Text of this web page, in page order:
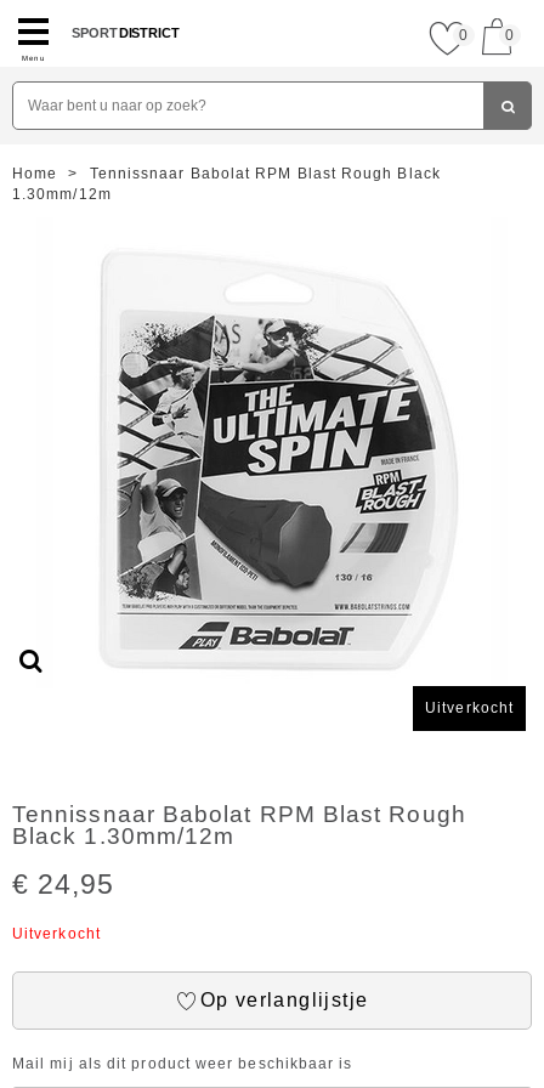
Menu
SPORTDISTRICT 0 0
Home >
Tennissnaar Babolat RPM Blast Rough Black
1.30mm/12m
Uitverkocht
Tennissnaar Babolat RPM Blast Rough
Black 1.30mm/12m
€ 24,95
Uitverkocht
Op verlanglijstje
Mail mij als dit product weer beschikbaar is